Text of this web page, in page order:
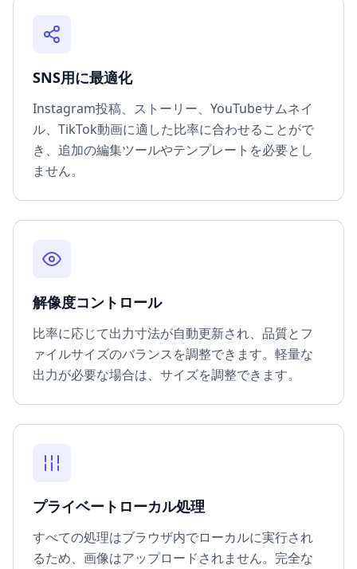
SNS用に最適化
Instagram投稿、ストーリー、YouTubeサムネイ
ル、TikTok動画に適した比率に合わせることがで
き、追加の編集ツールやテンプレートを必要とし
ません。
解像度コントロール
比率に応じて出力寸法が自動更新され、品質とフ
ァイルサイズのバランスを調整できます。軽量な
出力が必要な場合は、サイズを調整できます。
プライベートローカル処理
すべての処理はブラウザ内でローカルに実行され
るため、画像はアップロードされません。完全な